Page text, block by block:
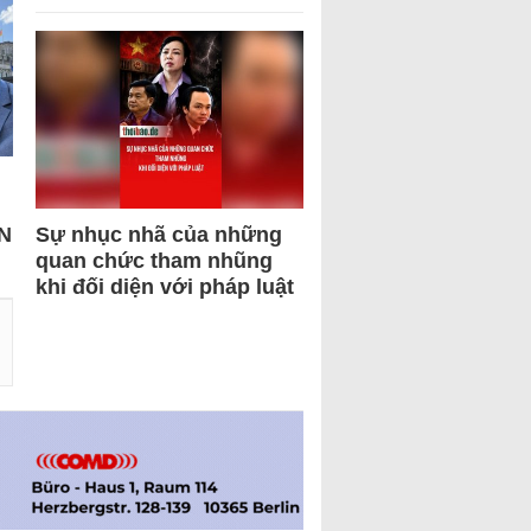
Sự nhục nhã của những
quan chức tham nhũng
khi đối diện với pháp luật